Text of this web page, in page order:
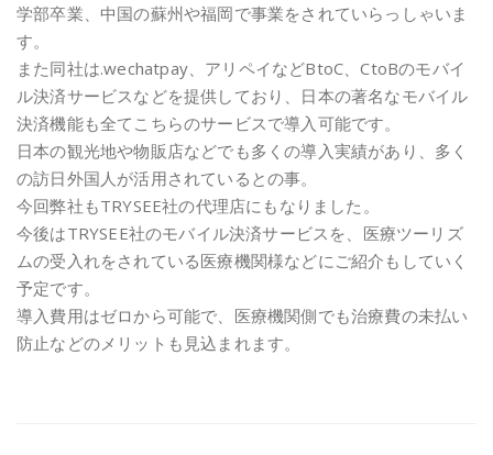
学部卒業、中国の蘇州や福岡で事業をされていらっしゃいま
す。
また同社は.wechatpay、アリペイなどBtoC、CtoBのモバイ
ル決済サービスなどを提供しており、日本の著名なモバイル
決済機能も全てこちらのサービスで導入可能です。
日本の観光地や物販店などでも多くの導入実績があり、多く
の訪日外国人が活用されているとの事。
今回弊社もTRYSEE社の代理店にもなりました。
今後はTRYSEE社のモバイル決済サービスを、医療ツーリズ
ムの受入れをされている医療機関様などにご紹介もしていく
予定です。
導入費用はゼロから可能で、医療機関側でも治療費の未払い
防止などのメリットも見込まれます。